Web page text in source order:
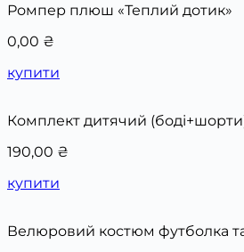
Ромпер плюш «Теплий дотик»
0,00 ₴
купити
Комплект дитячий
190,00 ₴
купити
Велюровий костюм футболка